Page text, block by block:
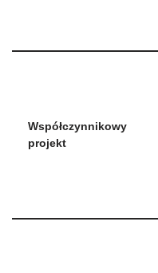
Współczynnikowy
projekt